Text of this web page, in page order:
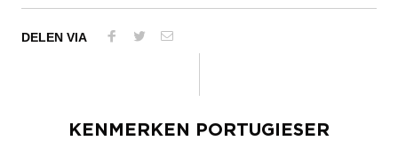
DELEN VIA
KENMERKEN
PORTUGIESER